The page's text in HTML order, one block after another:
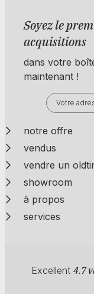
Soyez le
acquisitions
dans votre
maintenant !
notre offre
vendus
vendre un
showroom
à propos
services
Excellent 4.7